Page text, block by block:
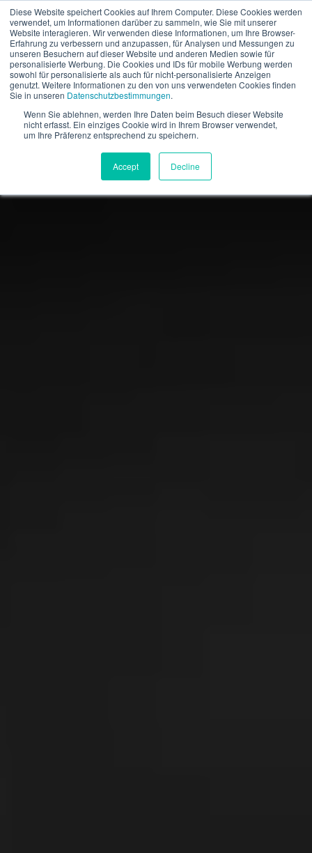
Diese Website speichert Cookies auf Ihrem Computer. Diese Cookies werden
verwendet, um Informationen darüber zu sammeln, wie Sie mit unserer
Website interagieren. Wir verwenden diese Informationen, um Ihre Browser-
Erfahrung zu verbessern und anzupassen, für Analysen und Messungen zu
unseren Besuchern auf dieser Website und anderen Medien sowie für
personalisierte Werbung. Die Cookies und IDs für mobile Werbung werden
sowohl für personalisierte als auch für nicht-personalisierte Anzeigen
genutzt. Weitere Informationen zu den von uns verwendeten Cookies finden
Sie in unseren Datenschutzbestimmungen.
Wenn Sie ablehnen, werden Ihre Daten beim Besuch dieser Website
nicht erfasst. Ein einziges Cookie wird in Ihrem Browser verwendet,
um Ihre Präferenz entsprechend zu speichern.
Accept Decline
DE